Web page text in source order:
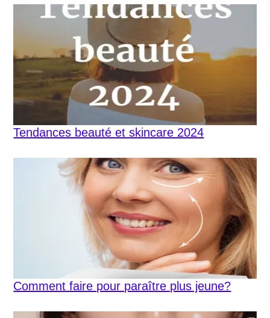
Tendances beauté et skincare 2024
Comment faire pour paraître plus jeune?